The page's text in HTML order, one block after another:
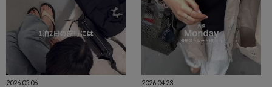
2026.05.06
2026.04.23